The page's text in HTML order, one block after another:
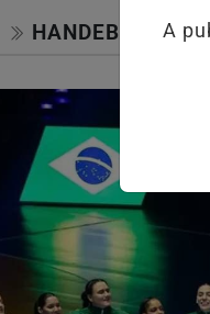
HANDEBOL
A